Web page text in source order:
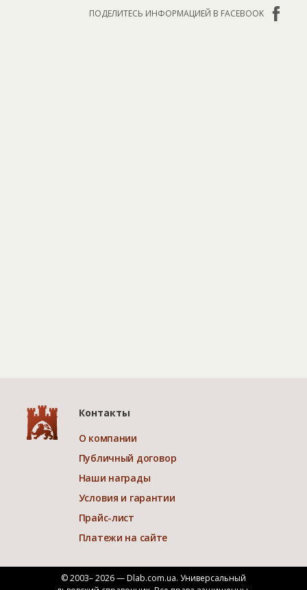
ПОДЕЛИТЕСЬ ИНФОРМАЦИЕЙ В FACEBOOK
Контакты
О компании
Публичный договор
Наши награды
Условия и гарантии
Прайс-лист
Платежи на сайте
© 2003– 2026 — Dlab.com.ua. Универсальный